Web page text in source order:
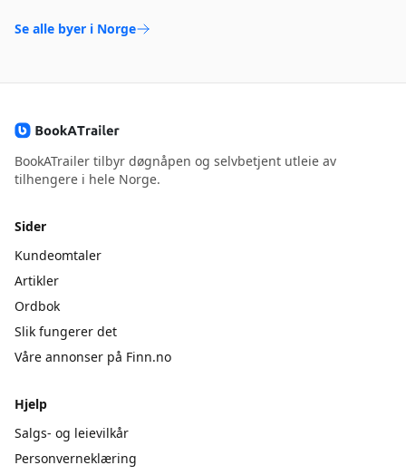
Se alle byer i Norge
BookATrailer tilbyr døgnåpen og selvbetjent utleie av
tilhengere i hele Norge.
Sider
Kundeomtaler
Artikler
Ordbok
Slik fungerer det
Våre annonser på Finn.no
Hjelp
Salgs- og leievilkår
Personverneklæring